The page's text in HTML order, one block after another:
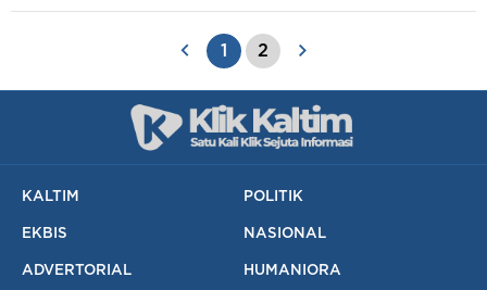
1 2
KALTIM POLITIK
EKBIS NASIONAL
ADVERTORIAL HUMANIORA